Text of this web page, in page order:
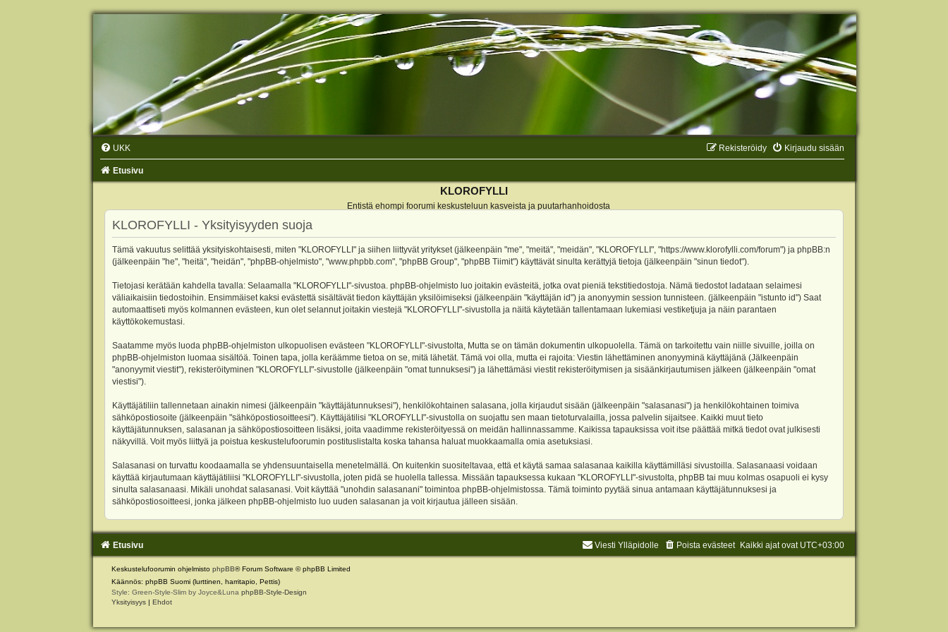
UKK Kirjaudu sisään
Rekisteröidy
Etusivu
KLOROFYLLI
Entistä ehompi foorumi keskusteluun kasveista ja puutarhanhoidosta
KLOROFYLLI - Yksityisyyden suoja
Tämä vakuutus selittää yksityiskohtaisesti, miten "KLOROFYLLI" ja siihen liittyvät yritykset (jälkeenpäin "me", "meitä", "meidän", "KLOROFYLLI", "https://www.klorofylli.com/forum") ja phpBB:n
(jälkeenpäin "he", "heitä", "heidän", "phpBB-ohjelmisto", "www.phpbb.com", "phpBB Group", "phpBB Tiimit") käyttävät sinulta kerättyjä tietoja (jälkeenpäin "sinun tiedot").
Tietojasi kerätään kahdella tavalla: Selaamalla "KLOROFYLLI"-sivustoa. phpBB-ohjelmisto luo joitakin evästeitä, jotka ovat pieniä tekstitiedostoja. Nämä tiedostot ladataan selaimesi
väliaikaisiin tiedostoihin. Ensimmäiset kaksi evästettä sisältävät tiedon käyttäjän yksilöimiseksi (jälkeenpäin "käyttäjän id") ja anonyymin session tunnisteen. (jälkeenpäin "istunto id") Saat
automaattiseti myös kolmannen evästeen, kun olet selannut joitakin viestejä "KLOROFYLLI"-sivustolla ja näitä käytetään tallentamaan lukemiasi vestiketjuja ja näin parantaen
käyttökokemustasi.
Saatamme myös luoda phpBB-ohjelmiston ulkopuolisen evästeen "KLOROFYLLI"-sivustolta, Mutta se on tämän dokumentin ulkopuolella. Tämä on tarkoitettu vain niille sivuille, joilla on
phpBB-ohjelmiston luomaa sisältöä. Toinen tapa, jolla keräämme tietoa on se, mitä lähetät. Tämä voi olla, mutta ei rajoita: Viestin lähettäminen anonyyminä käyttäjänä (Jälkeenpäin
"anonyymit viestit"), rekisteröityminen "KLOROFYLLI"-sivustolle (jälkeenpäin "omat tunnuksesi") ja lähettämäsi viestit rekisteröitymisen ja sisäänkirjautumisen jälkeen (jälkeenpäin "omat
viestisi").
Käyttäjätiliin tallennetaan ainakin nimesi (jälkeenpäin "käyttäjätunnuksesi"), henkilökohtainen salasana, jolla kirjaudut sisään (jälkeenpäin "salasanasi") ja henkilökohtainen toimiva
sähköpostiosoite (jälkeenpäin "sähköpostiosoitteesi"). Käyttäjätilisi "KLOROFYLLI"-sivustolla on suojattu sen maan tietoturvalailla, jossa palvelin sijaitsee. Kaikki muut tieto
käyttäjätunnuksen, salasanan ja sähköpostiosoitteen lisäksi, joita vaadimme rekisteröityessä on meidän hallinnassamme. Kaikissa tapauksissa voit itse päättää mitkä tiedot ovat julkisesti
näkyvillä. Voit myös liittyä ja poistua keskustelufoorumin postituslistalta koska tahansa haluat muokkaamalla omia asetuksiasi.
Salasanasi on turvattu koodaamalla se yhdensuuntaisella menetelmällä. On kuitenkin suositeltavaa, että et käytä samaa salasanaa kaikilla käyttämilläsi sivustoilla. Salasanaasi voidaan
käyttää kirjautumaan käyttäjätiliisi "KLOROFYLLI"-sivustolla, joten pidä se huolella tallessa. Missään tapauksessa kukaan "KLOROFYLLI"-sivustolta, phpBB tai muu kolmas osapuoli ei kysy
sinulta salasanaasi. Mikäli unohdat salasanasi. Voit käyttää "unohdin salasanani" toimintoa phpBB-ohjelmistossa. Tämä toiminto pyytää sinua antamaan käyttäjätunnuksesi ja
sähköpostiosoitteesi, jonka jälkeen phpBB-ohjelmisto luo uuden salasanan ja voit kirjautua jälleen sisään.
Etusivu Kaikki ajat ovat UTC+03:00
Poista evästeet
Viesti Ylläpidolle
Keskustelufoorumin ohjelmisto phpBB® Forum Software © phpBB Limited
Käännös: phpBB Suomi (lurttinen, harritapio, Pettis)
Style: Green-Style-Slim by Joyce&Luna phpBB-Style-Design
Yksityisyys | Ehdot